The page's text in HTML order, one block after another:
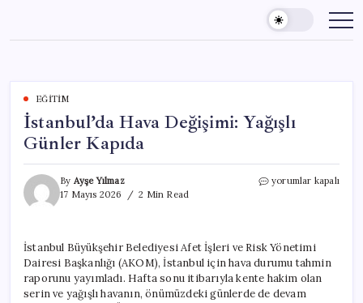
content
EĞITIM
İstanbul’da Hava Değişimi: Yağışlı
Günler Kapıda
By Ayşe Yılmaz
17 Mayıs 2026
2 Min Read
İstanbul’da
Kapıda
için
yorumlar kapalı
İstanbul Büyükşehir Belediyesi Afet İşleri ve Risk Yönetimi
Dairesi Başkanlığı (AKOM), İstanbul için hava durumu tahmin
raporunu yayımladı. Hafta sonu itibarıyla kente hakim olan
serin ve yağışlı havanın, önümüzdeki günlerde de devam